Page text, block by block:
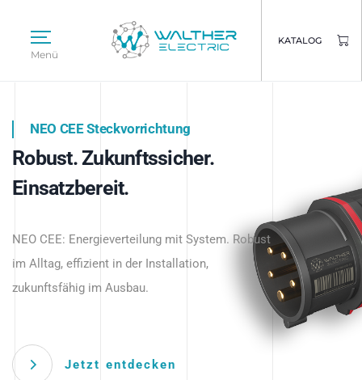
Menü
KATALOG
Intelligente Stromverteilung
beginnt hier.
NEO CEE Steckvorrichtung
Robust. Zukunftssicher.
Einsatzbereit.
NEO CEE: Energieverteilung mit System. Robust
im Alltag, effizient in der Installation,
zukunftsfähig im Ausbau.
Jetzt entdecken
Intelligenz trifft Energie.
Anwendungen – robust, IP-geschützt und
zukunftsfähig.